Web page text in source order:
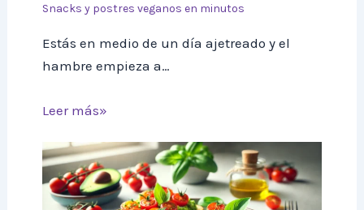
Snacks y postres veganos en minutos
Estás en medio de un día ajetreado y el
hambre empieza a…
Leer más»